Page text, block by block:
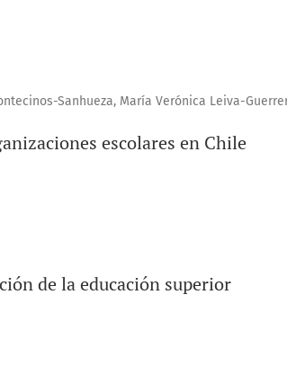
Sanhueza, María Verónica Leiva-
escolares en Chile
de la educación superior